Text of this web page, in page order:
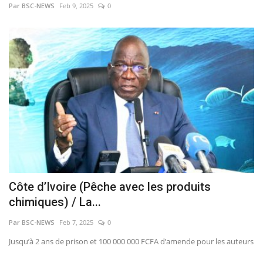
Par BSC-NEWS Feb 9, 2025 0
Côte d’Ivoire (Pêche avec les produits
chimiques) / La...
Par BSC-NEWS Feb 7, 2025 0
Jusqu’à 2 ans de prison et 100 000 000 FCFA d’amende pour les auteurs